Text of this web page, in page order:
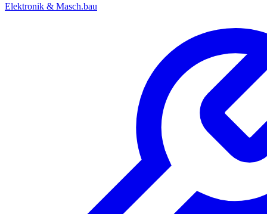
Elektronik & Masch.bau